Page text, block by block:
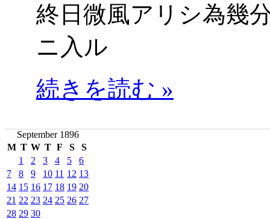
終日微風アリシ為幾
ニ入ル
続きを読む »
September 1896
M T W T F S S
1 2 3 4 5
6
7
8 9 10 11 12 13
14 15 16 17 18 19 20
21 22 23 24 25 26 27
28 29 30